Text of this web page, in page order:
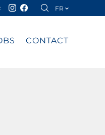
FR
CONTACT